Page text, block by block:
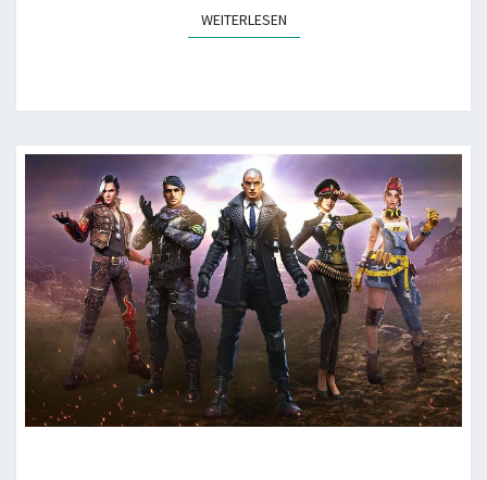
WEITERLESENWEITERLESEN